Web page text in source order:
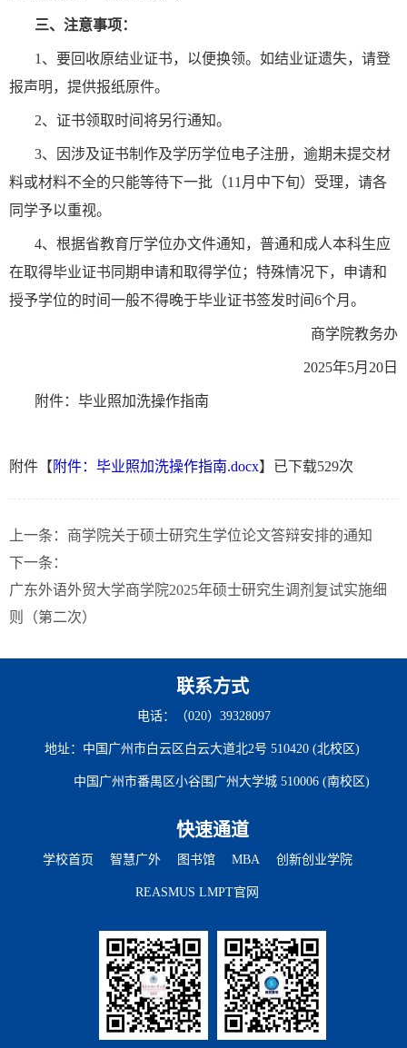
三、注意事项：
1、要回收原结业证书，以便换领。如结业证遗失，请登
报声明，提供报纸原件。
2、证书领取时间将另行通知。
3、因涉及证书制作及学历学位电子注册，逾期未提交材
料或材料不全的只能等待下一批 （1 1 月中下旬）受理，请各
同学予以重视。
4、 根据省教育厅学位办文件通知，普通和成人本科生应
在取得毕业证书同期申请和取得学位；特殊情况下，申请和
授予学位的时间一般不得晚于毕业证书签发时间6个月。
商学院教务办
2025年5月 20 日
附件：毕业照加洗操作指南
附件【 附件：毕业照加洗操作指南.docx】已下载529次
上一条： 商学院关于硕士研究生学位论文答辩安排的通知
下一条：
广东外语外贸大学商学院2025年硕士研究生调剂复试实施细
则（第二次）
联系方式
电话：（020）39328097
地址：中国广州市白云区白云大道北2号 510420 (北校区)
中国广州市番禺区小谷围广州大学城 510006 (南校区)
快速通道
学校首页 智慧广外 图书馆 MBA 创新创业学院
REASMUS LMPT官网